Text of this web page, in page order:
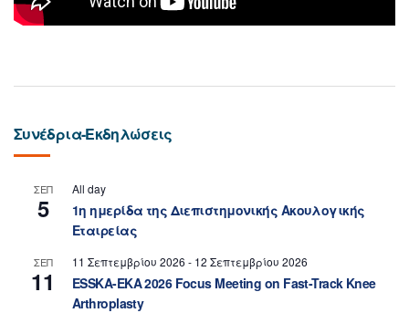
Συνέδρια-Εκδηλώσεις
ΣΕΠ
5
All day
1η ημερίδα της Διεπιστημονικής Ακουλογικής
Εταιρείας
ΣΕΠ
11
11 Σεπτεμβρίου 2026 - 12 Σεπτεμβρίου 2026
ESSKA-EKA 2026 Focus Meeting on Fast-Track Knee
Arthroplasty